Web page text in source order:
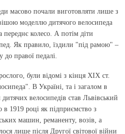
масово почали виготовляти лише з
моделлю дитячого велосипеда
колесо. А потім діти
Як правило, їздили "під рамою" –
до правої педалі.
були відомі з кінця ХІХ ст.
В Україні, та і загалом в
велосипедів став Львівський
1919 році як підприємство з
машин, реманенту, возів, а
лише після Другої світової війни